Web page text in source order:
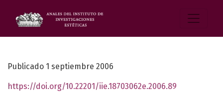
Publicado 1 septiembre 2006
https://doi.org/10.22201/iie.18703062e.2006.89